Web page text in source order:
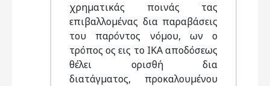
χρηµατικάς ποινάς τας
επιβαλλοµένας δια παραβάσεις
του παρόντος νόµου, ων ο
τρόπος ος εις το ΙΚΑ αποδόσεως
θέλει ορισθή δια
διατάγµατος, προκαλουµένου